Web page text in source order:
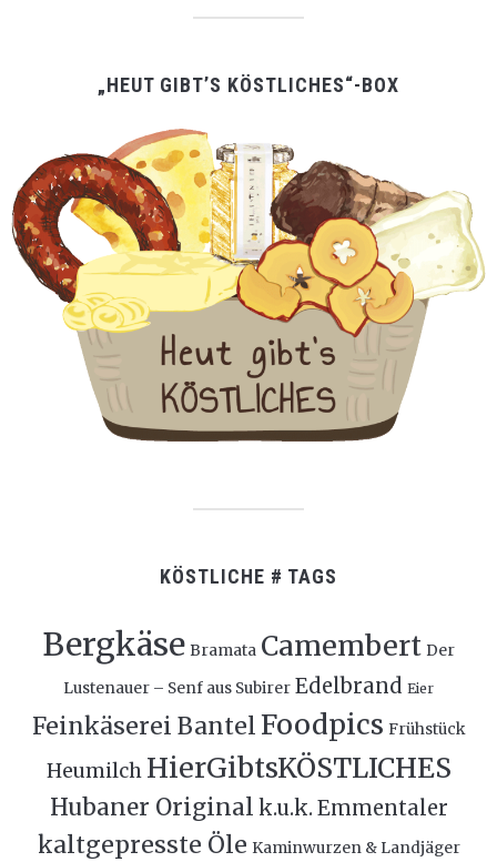
„HEUT GIBT’S KÖSTLICHES“-BOX
KÖSTLICHE # TAGS
Bergkäse Bramata Camembert Der
Lustenauer – Senf aus Subirer Edelbrand Eier
Feinkäserei BantelFoodpics Frühstück
Heumilch HierGibtsKÖSTLICHES
Hubaner Original k.u.k. Emmentaler
kaltgepresste Öle Kaminwurzen & Landjäger